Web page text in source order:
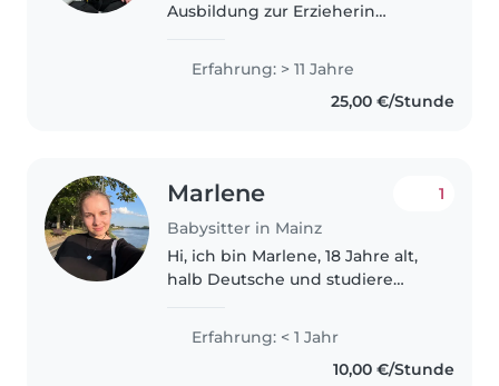
Ausbildung zur Erzieherin
Erfahrung habe ich vor allem in
Kitas und Krippen gesammelt.
Nebenbei habe ich unter
Erfahrung: > 11 Jahre
25,00 €/Stunde
Marlene
Babysitter in Mainz
1
Hi, ich bin Marlene, 18 Jahre alt,
halb Deutsche und studiere
schon immer gefallen, mit
Kindern zu spielen, zu sprechen
und Zeit mit ihnen zu
Erfahrung: < 1 Jahr
10,00 €/Stunde